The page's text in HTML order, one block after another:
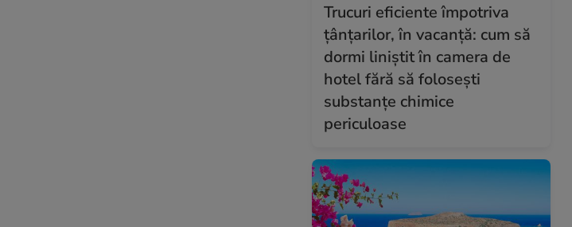
Trucuri eficiente împotriva
țânțarilor, în vacanță: cum să
dormi liniștit în camera de
hotel fără să folosești
substanțe chimice
periculoase